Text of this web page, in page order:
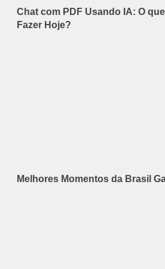
Chat com PDF Usando IA: O
Fazer Hoje?
Melhores Momentos da Brasil